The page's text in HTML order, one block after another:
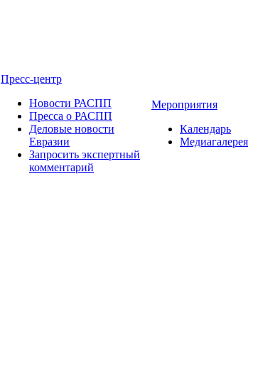
Пресс-центр
Новости РАСПП
Пресса о РАСПП
Деловые новости
Евразии
Запросить экспертный
комментарий
Мероприятия
Календарь
Медиагалерея